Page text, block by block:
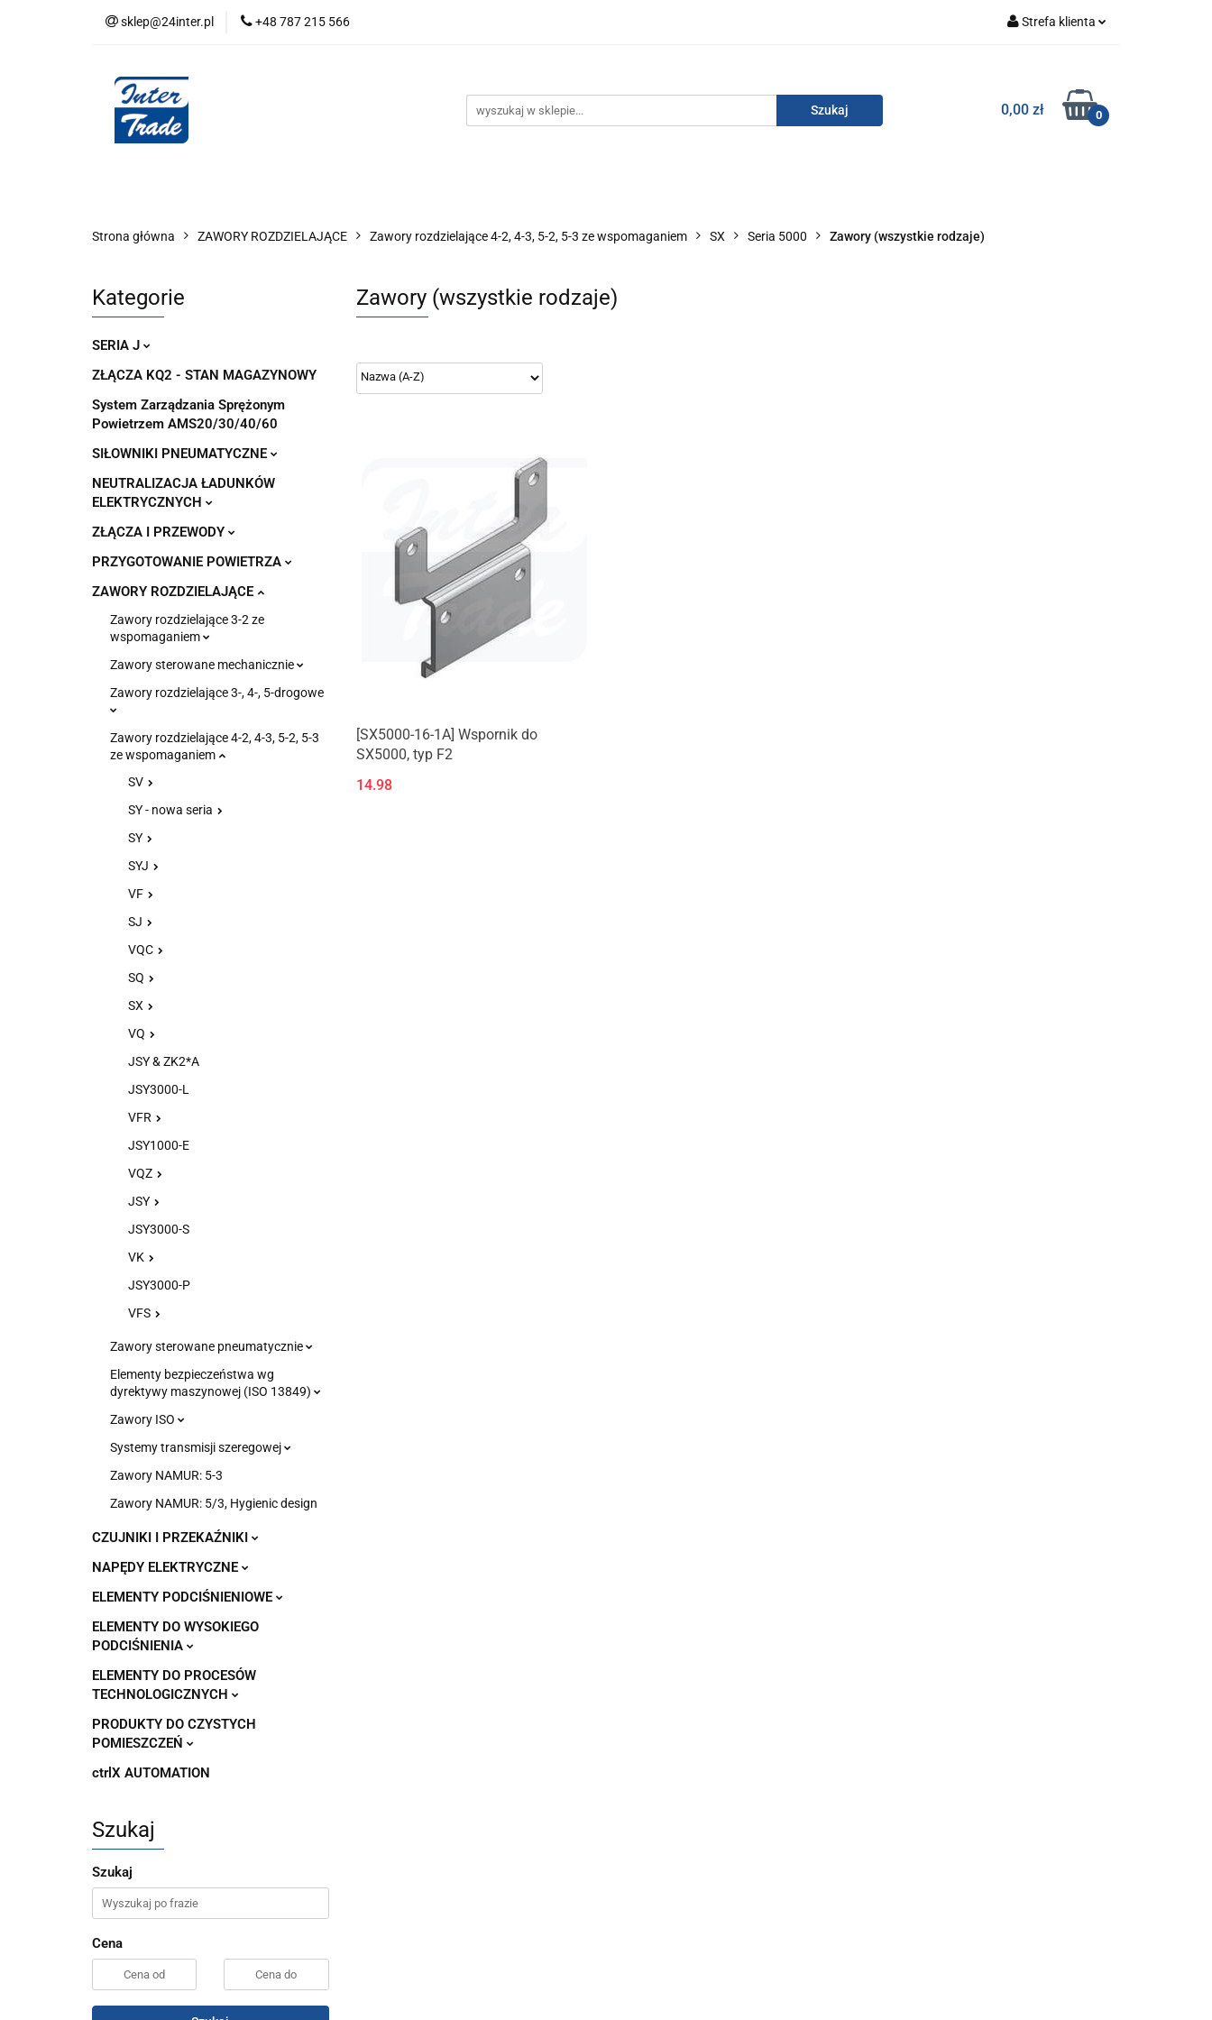
sklep@24inter.pl +48 787 215 566 Strefa klienta
Zarejestruj się
Dodaj zgłoszenie
0,00 zł 0
AUDYT SPRĘŻONEGO POWIETRZA SERIA J AUTORYZOWANY DYSTRYBUTOR SMC
AUDYT SPRĘŻONEGO POWIETRZA SERIA J AUTORYZOWANY DYSTRYBUTOR SMC
Strona główna ZAWORY ROZDZIELAJĄCE Zawory rozdzielające 4-2, 4-3, 5-2, 5-3 ze wspomaganiem SX Seria 5000 Zawory (wszystkie rodzaje)
Kategorie
SERIA J
ZŁĄCZA KQ2 - STAN MAGAZYNOWY
System Zarządzania Sprężonym
Powietrzem AMS20/30/40/60
SIŁOWNIKI PNEUMATYCZNE
NEUTRALIZACJA ŁADUNKÓW
ELEKTRYCZNYCH
ZŁĄCZA I PRZEWODY
PRZYGOTOWANIE POWIETRZA
ZAWORY ROZDZIELAJĄCE
Zawory rozdzielające 3-2 ze
wspomaganiem
Zawory sterowane mechanicznie
Zawory rozdzielające 3-, 4-, 5-drogowe
Zawory rozdzielające 4-2, 4-3, 5-2, 5-3
ze wspomaganiem
SV
SY - nowa seria
SY
SYJ
VF
SJ
VQC
SQ
SX
VQ
JSY & ZK2*A
JSY3000-L
VFR
JSY1000-E
VQZ
JSY
JSY3000-S
VK
JSY3000-P
VFS
Zawory sterowane pneumatycznie
Elementy bezpieczeństwa wg
dyrektywy maszynowej (ISO 13849)
Zawory ISO
Systemy transmisji szeregowej
Zawory NAMUR: 5-3
Zawory NAMUR: 5/3, Hygienic design
CZUJNIKI I PRZEKAŹNIKI
NAPĘDY ELEKTRYCZNE
ELEMENTY PODCIŚNIENIOWE
ELEMENTY DO WYSOKIEGO
PODCIŚNIENIA
ELEMENTY DO PROCESÓW
TECHNOLOGICZNYCH
PRODUKTY DO CZYSTYCH
POMIESZCZEŃ
ctrlX AUTOMATION
Szukaj
Szukaj
Cena
Zawory (wszystkie rodzaje)
[SX5000-16-1A] Wspornik do
SX5000, typ F2
14.98